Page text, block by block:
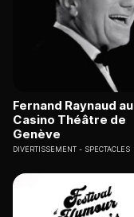
Fernand Raynaud au
Casino Théâtre de
Genève
DIVERTISSEMENT SPECTACLES